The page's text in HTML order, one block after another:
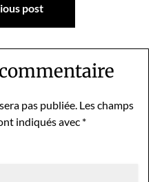
post
pas publiée. Les champs
indiqués avec *